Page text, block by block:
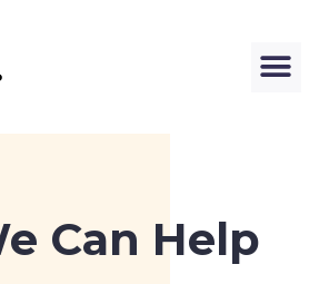
Can Help